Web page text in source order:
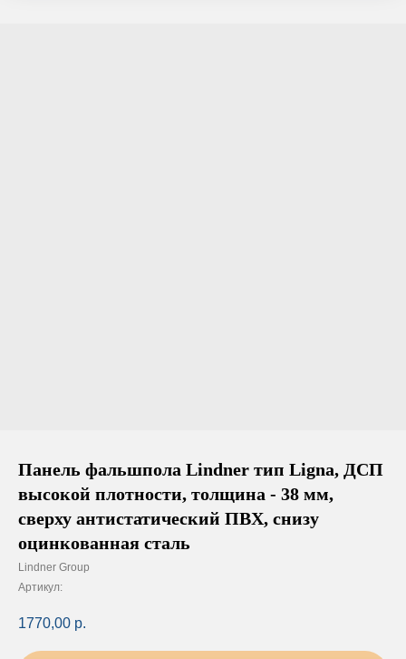
Панель фальшпола Lindner тип Ligna, ДСП
высокой плотности, толщина - 38 мм,
cверху антистатический ПВХ, снизу
оцинкованная сталь
Lindner Group
Артикул:
1770,00 р.